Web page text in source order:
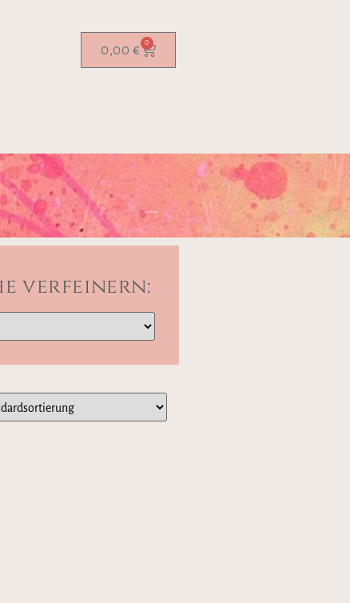
0,00 € 0
verfeinern: